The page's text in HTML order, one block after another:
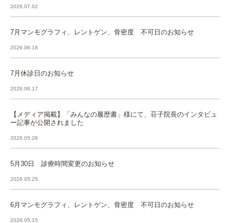
2026.07.02
7月マンモグラフィ、レントゲン、骨密度 不可日のお知らせ
2026.06.18
7月休診日のお知らせ
2026.06.17
【メディア掲載】「みんなの履歴書」様にて、荘子院長のインタビュ
ー記事が公開されました
2026.05.28
5月30日 診療時間変更のお知らせ
2026.05.25
6月マンモグラフィ、レントゲン、骨密度 不可日のお知らせ
2026.05.15